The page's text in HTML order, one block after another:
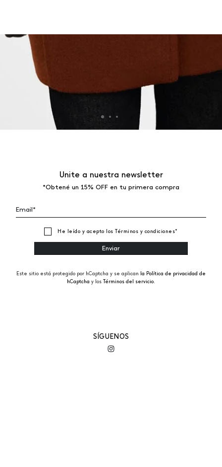
Unite a nuestra newsletter
*Obtené un 15% OFF en tu primera compra
He leído y acepto los Términos y condiciones*
Este sitio está protegido por hCaptcha y se aplican la Política de privacidad de
hCaptcha y los Términos del servicio.
SÍGUENOS